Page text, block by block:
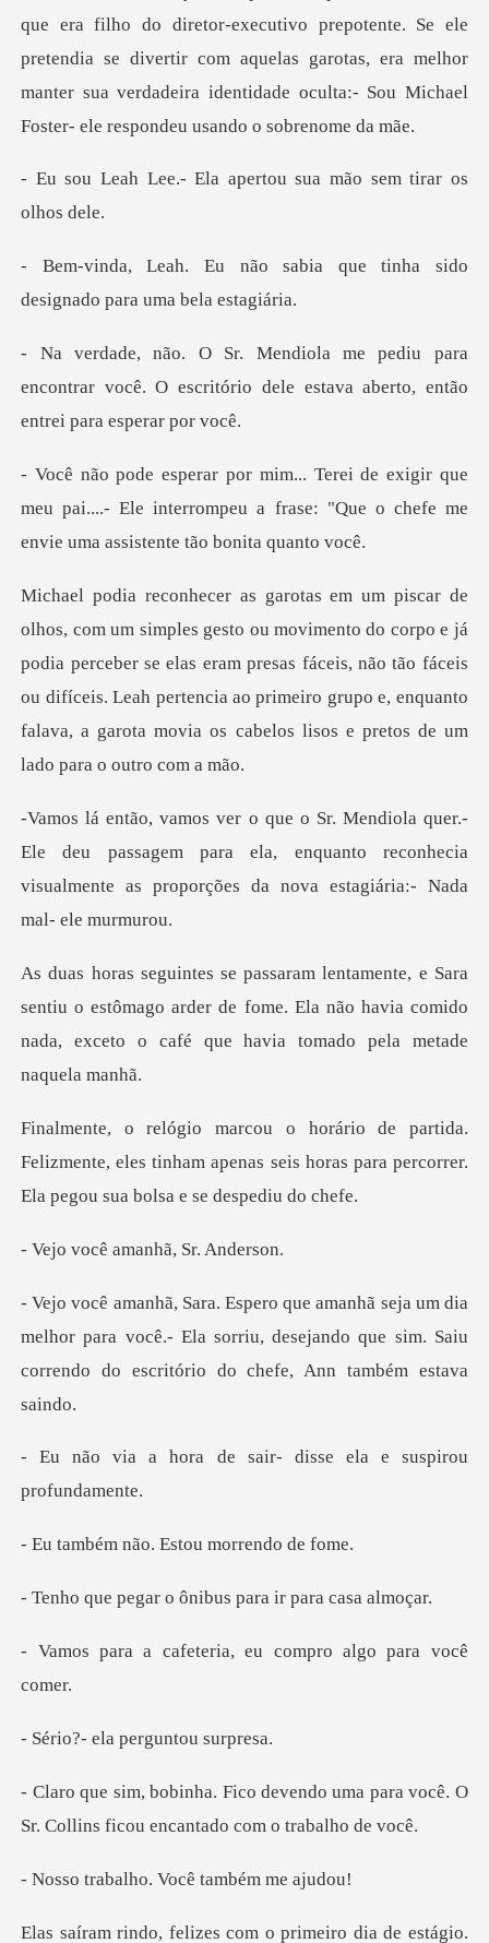
ivo prepotente. Se ele
pretendia se divertir com aquelas garotas, era melhor
manter sua v
la apertou sua mão se
abia que tinha sido
designa
ara
encontrar você. O escritório dele estava
que
meu pai....- Ele interrompeu a frase: "Que o ch
e já
podia perceber se elas eram presas fáceis, não tão fáceis
ou difíceis. Leah pertencia ao primeiro
e deu passagem para ela, enquanto reconhecia
visualmente
ntiu o estômago arder de fome. Ela não havia comido
nada,
Felizmente, eles tinham apenas seis horas para pe
amanhã, Sr
melhor para você.- Ela sorriu, desejando que sim. Saiu
c
e sair- disse ela e s
ão. Estou mor
o ônibus para ir
teria, eu compro al
la pergunto
ndo uma para você. O
Sr. Collins fi
lho. Você tam